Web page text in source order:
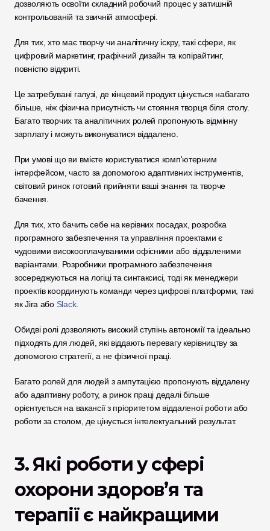
дозволяють освоїти складний робочий процес у затишній
контрольованій та звичній атмосфері.
Для тих, хто має творчу чи аналітичну іскру, такі сфери, як
цифровий маркетинг, графічний дизайн та копірайтинг,
повністю відкриті.
Це затребувані галузі, де кінцевий продукт цінується набагато
більше, ніж фізична присутність чи стояння творця біля столу.
Багато творчих та аналітичних ролей пропонують відмінну
зарплату і можуть виконуватися віддалено.
При умові що ви вмієте користуватися комп'ютерним
інтерфейсом, часто за допомогою адаптивних інструментів,
світовий ринок готовий прийняти ваші знання та творче
бачення.
Для тих, хто бачить себе на керівних посадах, розробка
програмного забезпечення та управління проектами є
чудовими високооплачуваними офісними або віддаленими
варіантами. Розробники програмного забезпечення
зосереджуються на логіці та синтаксисі, тоді як менеджери
проектів координують команди через цифрові платформи, такі
як Jira або Slack.
Обидві ролі дозволяють високий ступінь автономії та ідеально
підходять для людей, які віддають перевагу керівництву за
допомогою стратегії, а не фізичної праці.
Багато ролей для людей з ампутацією пропонують віддалену
або адаптивну роботу, а ринок праці дедалі більше
орієнтується на вакансії з пріоритетом віддаленої роботи або
роботи за столом, де цінується інтелектуальний результат.
3. Які роботи у сфері
охорони здоров’я та
терапії є найкращими